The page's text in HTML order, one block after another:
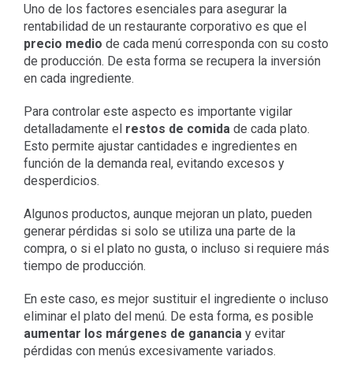
Uno de los factores esenciales para asegurar la
rentabilidad de un restaurante corporativo es que el
precio medio de cada menú corresponda con su costo
de producción. De esta forma se recupera la inversión
en cada ingrediente.
Para controlar este aspecto es importante vigilar
detalladamente el restos de comida de cada plato.
Esto permite ajustar cantidades e ingredientes en
función de la demanda real, evitando excesos y
desperdicios.
Algunos productos, aunque mejoran un plato, pueden
generar pérdidas si solo se utiliza una parte de la
compra, o si el plato no gusta, o incluso si requiere más
tiempo de producción.
En este caso, es mejor sustituir el ingrediente o incluso
eliminar el plato del menú. De esta forma, es posible
aumentar los márgenes de ganancia y evitar
pérdidas con menús excesivamente variados.